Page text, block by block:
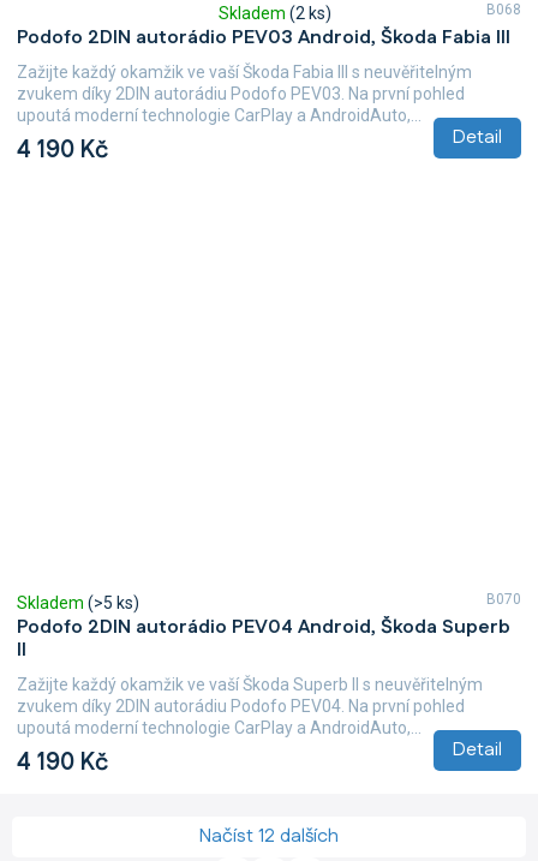
Podofo 2DIN autorádio PEV03 Android, Škoda Fabia III
hodnocení
produktu
5,0
5
Skladem (2 ks)
4 190 Kč Detail
Zažijte každý okamžik ve vaší Škoda Fabia III s neuvěřitelným
zvukem díky 2DIN autorádiu Podofo PEV03. Na první pohled
upoutá moderní technologie CarPlay a AndroidAuto,...
B068
Podofo 2DIN autorádio PEV04 Android, Škoda Superb
II
Skladem (>5 ks)
4 190 Kč Detail
Zažijte každý okamžik ve vaší Škoda Superb II s neuvěřitelným
zvukem díky 2DIN autorádiu Podofo PEV04. Na první pohled
upoutá moderní technologie CarPlay a AndroidAuto,...
B070
Načíst 12 dalších